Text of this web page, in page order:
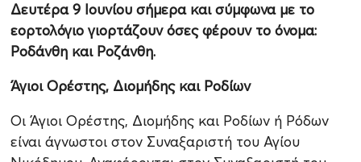
Δευτέρα 9 Ιουνίου σήμερα και σύμφωνα με το
εορτολόγιο γιορτάζουν όσες φέρουν το όνομα:
Ροδάνθη και Ροζάνθη.
Άγιοι Ορέστης, Διομήδης και Ροδίων
Οι Άγιοι Ορέστης, Διομήδης και Ροδίων ή Ρόδων
είναι άγνωστοι στον Συναξαριστή του Αγίου